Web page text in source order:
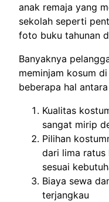
anak remaja yang
sekolah seperti
foto buku tahunan
Banyaknya
meminjam kosum
beberapa hal
Kualitas
sangat mirip
Pilihan
dari lima ratus
sesuai
Biaya sewa
terjangkau